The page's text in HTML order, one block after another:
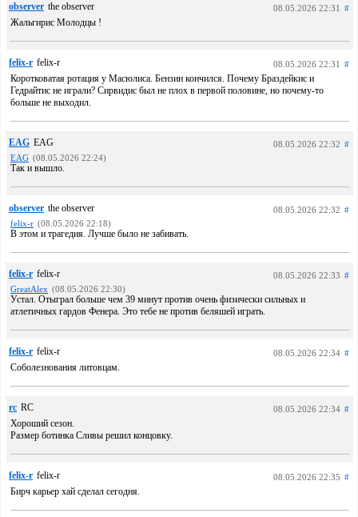
observer the observer 08.05.2026 22:31 #
Жальгирис Молодцы !
felix-r felix-r 08.05.2026 22:31 #
Коротковатая ротация у Масюлиса. Бензин кончился. Почему Браздейкис и
Гедрайтис не играли? Сирвидис был не плох в первой половине, но почему-то
больше не выходил.
EAG EAG 08.05.2026 22:32 #
EAG (08.05.2026 22:24)
Так и вышло.
observer the observer 08.05.2026 22:32 #
felix-r (08.05.2026 22:18)
В этом и трагедия. Лучше было не забивать.
felix-r felix-r 08.05.2026 22:33 #
GreatAlex (08.05.2026 22:30)
Устал. Отыграл больше чем 39 минут против очень физически сильных и
атлетичных гардов Фенера. Это тебе не против беляшей играть.
felix-r felix-r 08.05.2026 22:34 #
Соболезнования литовцам.
rc RC 08.05.2026 22:34 #
Хороший сезон.
Размер ботинка Сливы решил концовку.
felix-r felix-r 08.05.2026 22:35 #
Бирч карьер хай сделал сегодня.